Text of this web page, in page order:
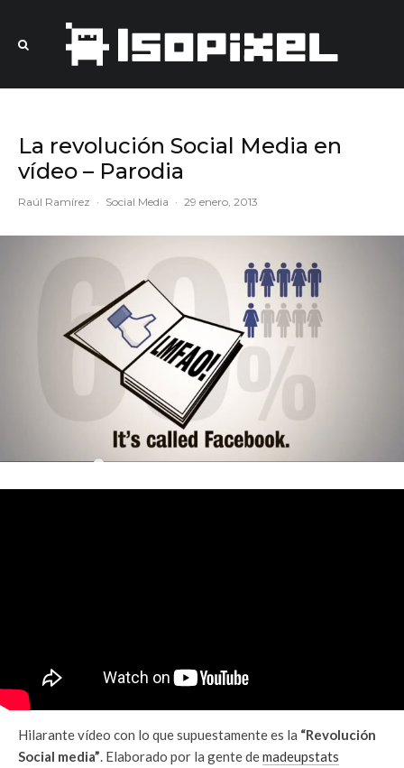
La revolución Social Media en
vídeo – Parodia
Raúl Ramírez · Social Media · 29 enero, 2013
Hilarante vídeo con lo que supuestamente es la “Revolución
Social media”. Elaborado por la gente demadeupstats